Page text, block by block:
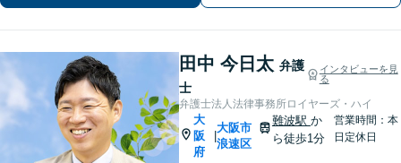
の相談可】
田中 今日太 弁護
士
インタビューを見
る
弁護士法人法律事務所ロイヤーズ・ハイ
大
阪
府
大阪市
浪速区
難波駅 か
ら徒歩1分
営業時間：本
日定休日